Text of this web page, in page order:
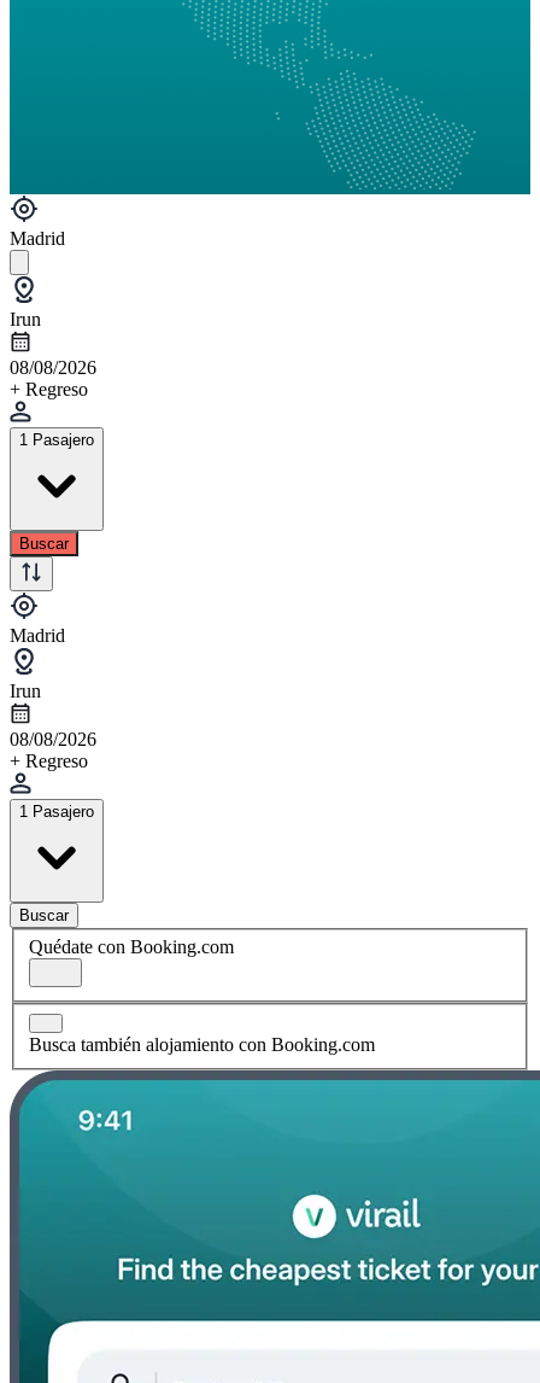
Madrid
Irun
08/08/2026
+ Regreso
1 Pasajero
Buscar
Madrid
Irun
08/08/2026
+ Regreso
1 Pasajero
Buscar
Quédate con Booking.com
Busca también alojamiento con Booking.com